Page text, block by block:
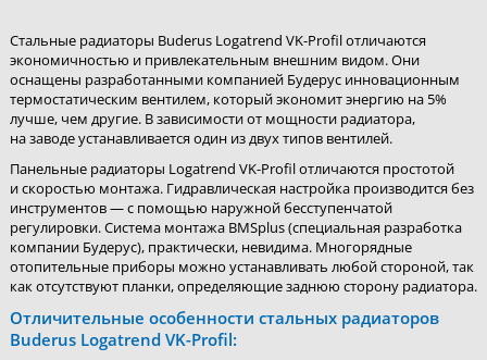
Стальные радиаторы Buderus Logatrend VK-Profil отличаются
экономичностью и привлекательным внешним видом. Они
оснащены разработанными компанией Будерус инновационным
термостатическим вентилем, который экономит энергию на 5%
лучше, чем другие. В зависимости от мощности радиатора,
на заводе устанавливается один из двух типов вентилей.
Панельные радиаторы Logatrend VK-Profil отличаются простотой
и скоростью монтажа. Гидравлическая настройка производится без
инструментов — с помощью наружной бесступенчатой
регулировки. Система монтажа BMSplus (специальная разработка
компании Будерус), практически, невидима. Многорядные
отопительные приборы можно устанавливать любой стороной, так
как отсутствуют планки, определяющие заднюю сторону радиатора.
Отличительные особенности стальных радиаторов
Buderus Logatrend VK-Profil: